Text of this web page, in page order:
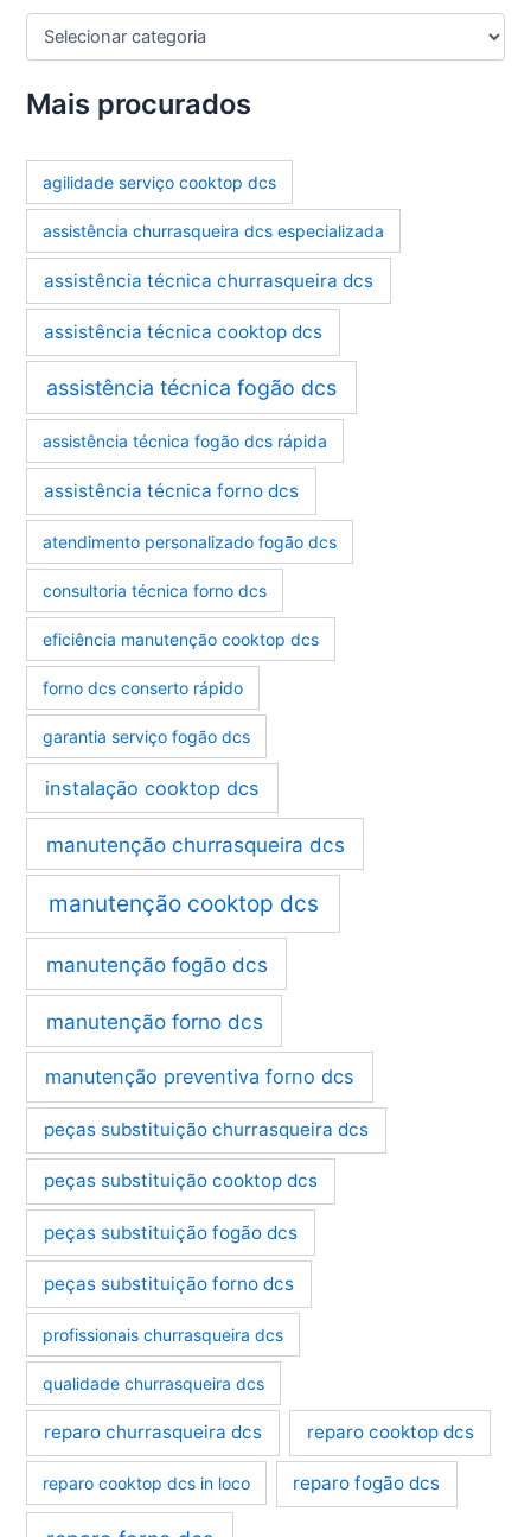
C
e
g
r
a
Mais procurados
agilidade serviço cooktop dcs
assistência churrasqueira dcs especializada
assistência técnica churrasqueira dcs
assistência técnica cooktop dcs
assistência técnica fogão dcs
assistência técnica fogão dcs rápida
assistência técnica forno dcs
atendimento personalizado fogão dcs
consultoria técnica forno dcs
eficiência manutenção cooktop dcs
forno dcs conserto rápido
garantia serviço fogão dcs
instalação cooktop dcs
manutenção churrasqueira dcs
manutenção cooktop dcs
manutenção fogão dcs
manutenção forno dcs
manutenção preventiva forno dcs
peças substituição churrasqueira dcs
peças substituição cooktop dcs
peças substituição fogão dcs
peças substituição forno dcs
profissionais churrasqueira dcs
qualidade churrasqueira dcs
reparo churrasqueira dcs reparo cooktop dcs
reparo cooktop dcs in loco reparo fogão dcs